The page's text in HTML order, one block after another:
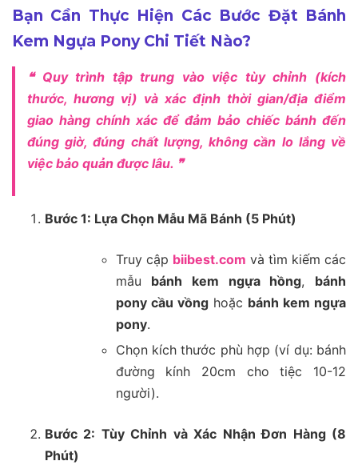
Bạn Cần Thực Hiện Các Bước Đặt Bánh
Kem Ngựa Pony Chi Tiết Nào?
❝ Quy trình tập trung vào việc tùy chỉnh (kích
thước, hương vị) và xác định thời gian/địa điểm
giao hàng chính xác để đảm bảo chiếc bánh đến
đúng giờ, đúng chất lượng, không cần lo lắng về
việc bảo quản được lâu. ❞
Bước 1: Lựa Chọn Mẫu Mã Bánh (5 Phút)
Truy cập biibest.com và tìm kiếm các
mẫu bánh kem ngựa hồng, bánh
pony cầu vồnghoặc bánh kem ngựa
pony.
Chọn kích thước phù hợp (ví dụ: bánh
đường kính 20cm cho tiệc 10-12
người).
Bước 2: Tùy Chỉnh và Xác Nhận Đơn Hàng (8
Phút)